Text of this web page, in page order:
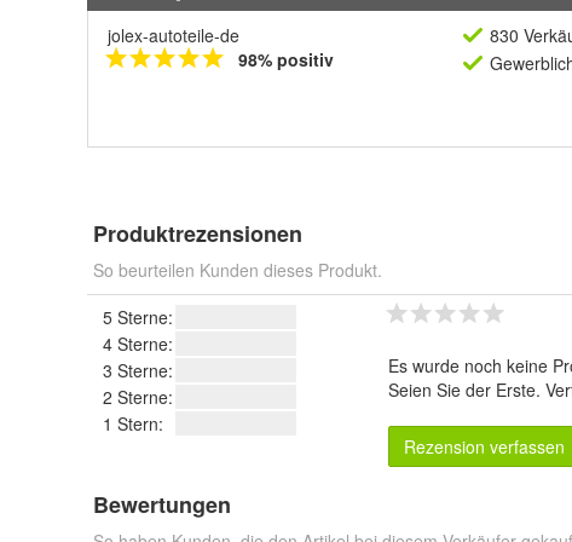
jolex-autoteile-de
98% positiv
830
Produktrezensionen
So beurteilen Kunden dieses Produkt.
5 Sterne:
4 Sterne:
3 Sterne:
2 Sterne:
1 Stern:
Es wurde noch keine
Seien Sie der Erste.
Rezension verfassen
Bewertungen